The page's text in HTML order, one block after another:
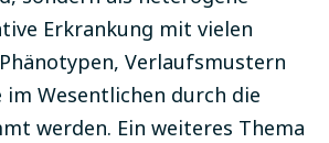
Erkrankung mit vielen
Verlaufsmustern
im Wesentlichen durch die
werden. Ein weiteres Thema